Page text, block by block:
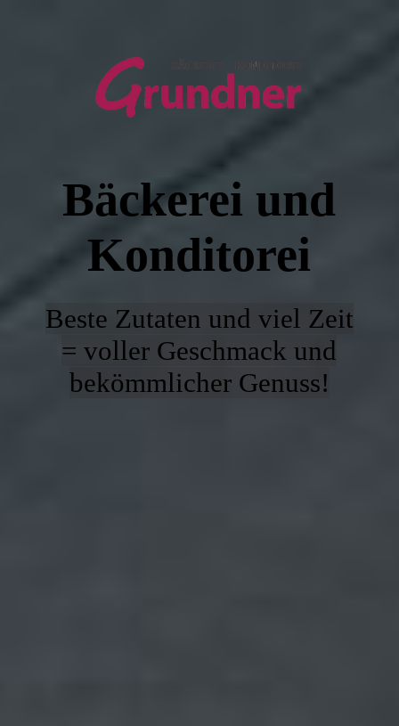
Bäckerei und
Konditorei
Beste Zutaten und viel Zeit
= voller Geschmack und
bekömmlicher Genuss!
Filialen & Öffnungszeiten
Unsere Angebote
Kontakt